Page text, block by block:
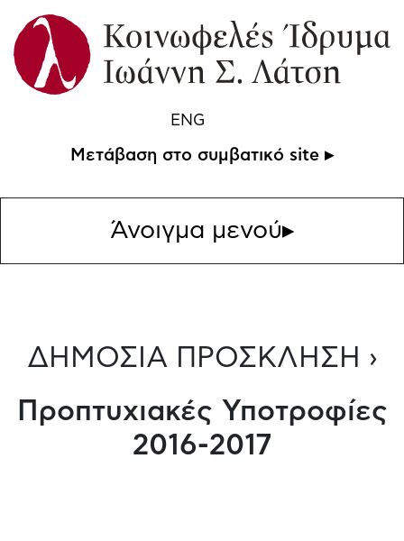
ENG
Μετάβαση στο συμβατικό site ▸
Άνοιγμα μενού▸
ΔΗΜΟΣΙΑ ΠΡΟΣΚΛΗΣΗ ›
Προπτυχιακές Υποτροφίες
2016-2017